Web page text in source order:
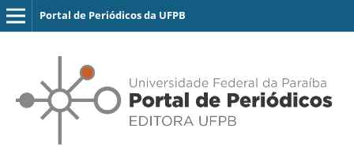
Portal de Periódicos da UFPB